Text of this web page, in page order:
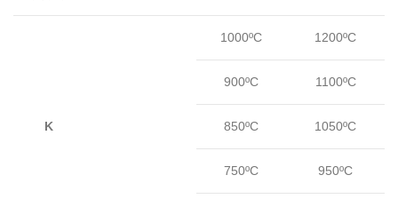
K
1000ºC 1200ºC
900ºC 1100ºC
850ºC 1050ºC
750ºC 950ºC